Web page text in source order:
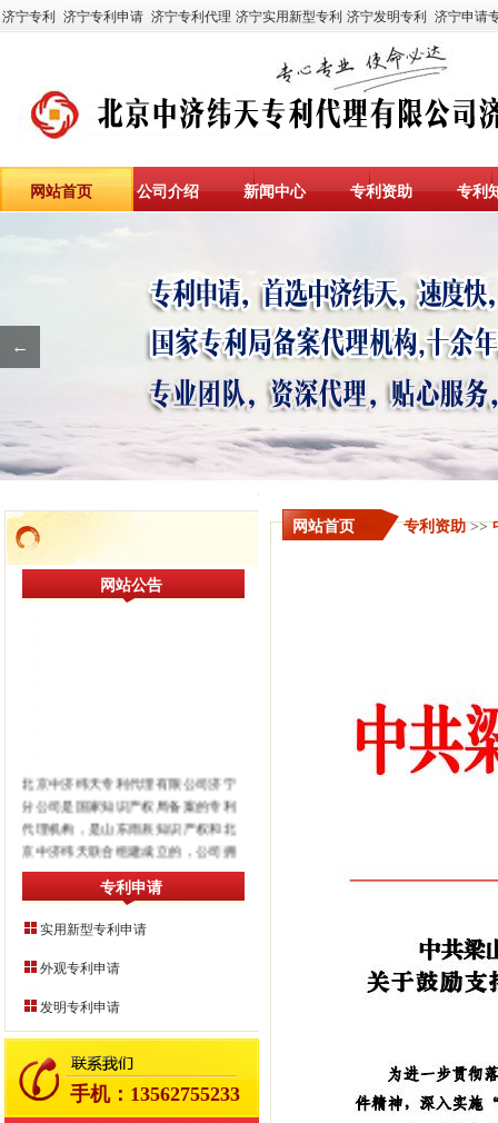
济宁专利 济宁专利申请 济宁专利代理 济宁实用新型专利 济宁发明专利 济宁申请
网站首页 公司介绍 新闻中心 专利资助 专利
←
网站公告
分公司是国家知识产权局备案的专利
代理机构，是山东雨辰知识产权和北
京中济纬天联合组建成立的，公司拥
有多名资深专利代理人，专业从事发
明专利，实用新型，外观设计专利申
请，以及专利诉讼，专利无效等事
务，在业内具有较高声誉。服务包括
产权诉讼、企业知识产权战略制定、
业涉及机械、电学、计算机、生物、
医药、化学、化工、环境、食品等领
域。
专利申请
实用新型专利申请
外观专利申请
发明专利申请
手机：13562755233
网站首页 >>专利资助 >>